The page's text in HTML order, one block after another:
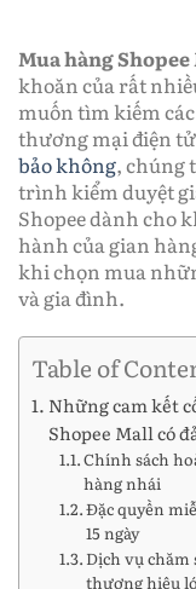
Mua hàng
khoăn của rất
muốn tìm kiếm
thương mại điện
bảo không, chúng
trình kiểm duyệt
Shopee dành cho
hành của gian
khi chọn mua
và gia đình.
Table of
Những cam kết
Shopee Mall có
Chính sách
hàng nhái
Đặc quyền
15 ngày
Dịch vụ chăm
thương hiệu